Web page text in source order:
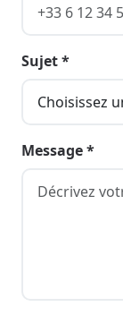
Sujet *
Message *